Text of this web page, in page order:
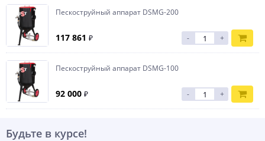
Пескоструйный аппарат DSMG-200
117 861 ₽ - +
Пескоструйный аппарат DSMG-100
92 000 ₽ - +
Будьте в курсе!